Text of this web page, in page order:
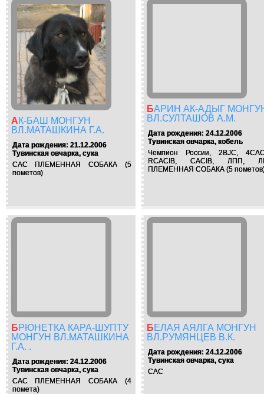
АК-БАШ МОНГУН
ВЛ.МАТАШКИНА Г.А.
Дата рождения: 21.12.2006
Тувинская овчарка, сука
CAC ПЛЕМЕННАЯ СОБАКА (5
пометов)
БАРИН АК-АДЫГ МОНГУН
ВЛ.СУЛТАШОВ А.М.
Дата рождения: 24.12.2006
Тувинская овчарка, кобель
Чемпион России, 2BJC,
RCACIB, CACIB, ЛПП,
ПЛЕМЕННАЯ СОБАКА (5
БРЮНЕТКА КАРА-ШУПТУ
МОНГУН ВЛ.МАТАШКИНА
Г.А. .
Дата рождения: 24.12.2006
Тувинская овчарка, сука
САС ПЛЕМЕННАЯ СОБАКА (4
помета)
БЕЛАЯ АЯЛГА МОНГУН
ВЛ.РУМЯНЦЕВ В.К.
Дата рождения: 24.12.2006
Тувинская овчарка, сука
САС